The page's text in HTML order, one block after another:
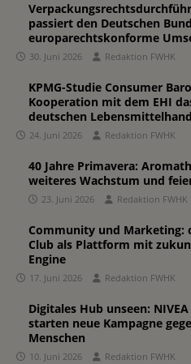
passiert den Deutschen
europarechtskonforme
30. Juni 2026 Redaktion FWHK
KPMG-Studie Consumer
Kooperation mit dem EHI
deutschen
24. Juni 2026 Redaktion FWHK
40 Jahre Primavera:
weiteres Wachstum und
23. Juni 2026 Redaktion FWHK
Community und Marketing:
Club als Plattform mit
Engine
17. Juni 2026 Redaktion FWHK
Digitales Hub unseen: NIVEA
starten neue Kampagne
Menschen
10. Juni 2026 Redaktion FWHK